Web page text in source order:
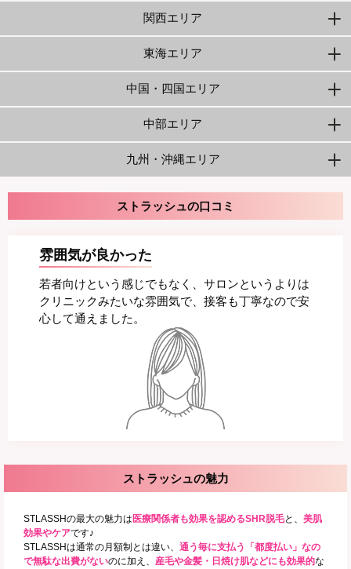
関西エリア
東海エリア
中国・四国エリア
中部エリア
九州・沖縄エリア
ストラッシュの口コミ
雰囲気が良かった
若者向けという感じでもなく、サロンというよりは
クリニックみたいな雰囲気で、接客も丁寧なので安
心して通えました。
ストラッシュの魅力
STLASSHの最大の魅力は 医療関係者も効果を認めるSHR脱毛と、 美肌
効果やケアです♪
STLASSHは通常の月額制とは違い、 通う毎に支払う「都度払い」なの
で無駄な出費がないのに加え、 産毛や金髪・日焼け肌などにも効果的な